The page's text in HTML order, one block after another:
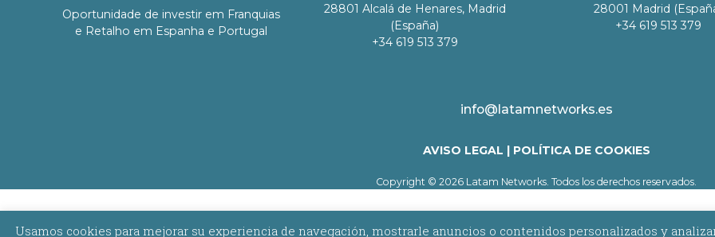
Oportunidade de investir em Franquias
e Retalho em Espanha e Portugal
28801 Alcalá de Henares, Madrid
(España)
+34 619 513 379
28001 Madrid
+34 619 513 379
info@latamnetworks.es
AVISO LEGAL | POLÍTICA DE COOKIES
Copyright © 2026 Latam Networks. Todos los derechos reservados.
Usamos cookies para mejorar su experiencia de navegación, mostrarle anuncios o contenidos personalizados y